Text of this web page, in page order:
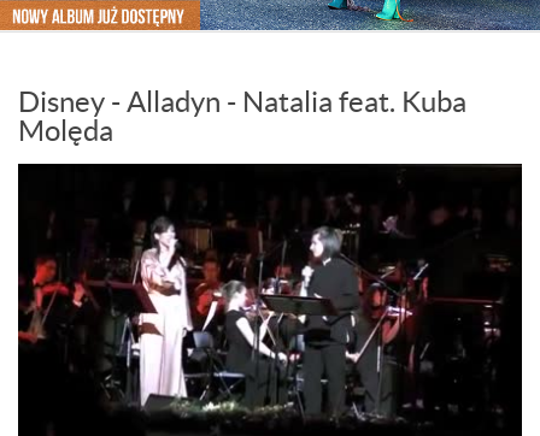
Disney - Alladyn - Natalia feat. Kuba
Molęda